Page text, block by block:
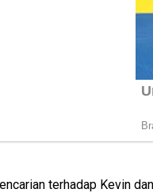
terhadap Kevin